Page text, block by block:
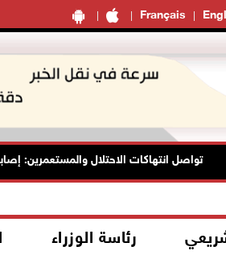
Français
تواصل انتهاكات الاحتلال والمستعمرين:
رئاسة الوزراء